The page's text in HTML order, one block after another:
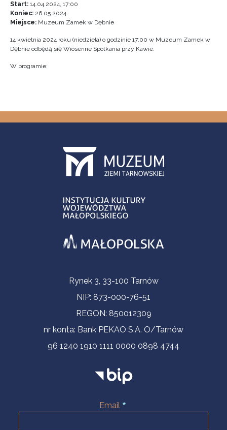
Start: 14.04.2024, 17:00
Koniec: 26.05.2024
Miejsce: Muzeum Zamek w Dębnie
14 kwietnia 2024 roku (niedziela) o godzinie 17:00 w Muzeum Zamek w
Dębnie odbędą się Wiosenne Spotkania przy Kawie.
W programie:
Contact InformationRynek 3, 33-100 Tarnów
NIP: 873-000-76-51
REGON: 850012309
nr konta: Bank PEKAO S.A. O/Tarnów
96 1240 1910 1111 0000 0898 4744
Email